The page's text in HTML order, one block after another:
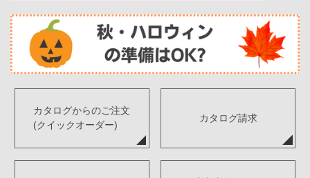
カタログからのご注文
(クイックオーダー)
カタログ請求